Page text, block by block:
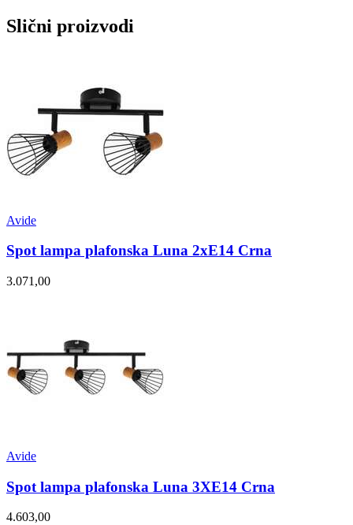
Slični proizvodi
Avide
Spot lampa plafonska Luna 2xE14 Crna
3.071,00
Avide
Spot lampa plafonska Luna 3XE14 Crna
4.603,00